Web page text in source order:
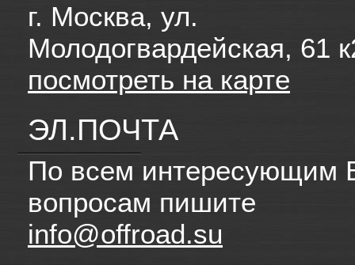
г. Москва, ул.
Молодогвардейская, 61
посмотреть на карте
ЭЛ.ПОЧТА
По всем интересующим
вопросам пишите
info@offroad.su